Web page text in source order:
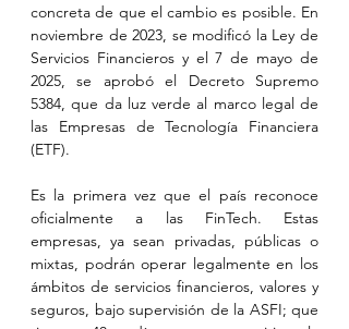
concreta de que el cambio es posible. En
noviembre de 2023, se modificó la Ley de
Servicios Financieros y el 7 de mayo de
2025, se aprobó el Decreto Supremo
5384, que da luz verde al marco legal de
las Empresas de Tecnología Financiera
(ETF).
Es la primera vez que el país reconoce
oficialmente a las FinTech. Estas
empresas, ya sean privadas, públicas o
mixtas, podrán operar legalmente en los
ámbitos de servicios financieros, valores y
seguros, bajo supervisión de la ASFI; que